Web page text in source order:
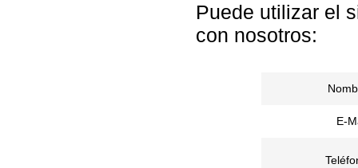
Puede utilizar el
con nosotros:
E-